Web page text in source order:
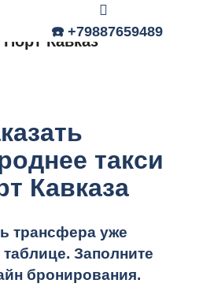
Главное меню
☎️ +79887659489
Порт Кавказ
такси
Кавказа
трансфера уже
таблице. Заполните
бронирования.